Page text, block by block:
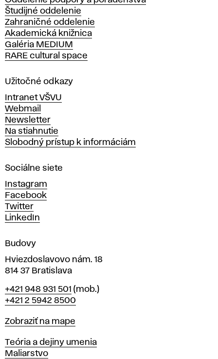
k
t
y
k
á
š
k
o
a
ý
t
v
a
r
ý
c
h
u
m
e
í
v
r
a
i
l
Študijné oddelenie
Zahraničné oddelenie
Akademická knižnica
Galéria MEDIUM
RARE cultural space
Užitočné odkazy
Intranet VŠVU
Webmail
Newsletter
Na stiahnutie
Slobodný prístup k informáciám
Sociálne siete
Instagram
Facebook
Twitter
LinkedIn
Budovy
Hviezdoslavovo nám. 18
814 37 Bratislava
Telefón
+421 948 931 501 (mob.)
+421 2 5942 8500
Mapa
Zobraziť na mape
Katedry
Teória a dejiny umenia
Maliarstvo